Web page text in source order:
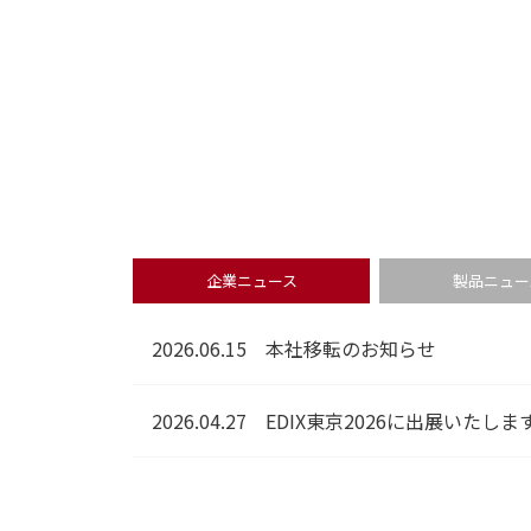
企業ニュース 製品ニュー
2026.06.15 本社移転のお知らせ
2026.04.27 EDIX東京2026に出展いたしま